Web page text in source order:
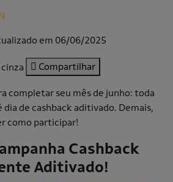
em 06/06/2025
Compartilhar
completar seu mês de junho: toda
de cashback aditivado. Demais,
como participar!
Cashback
Aditivado!